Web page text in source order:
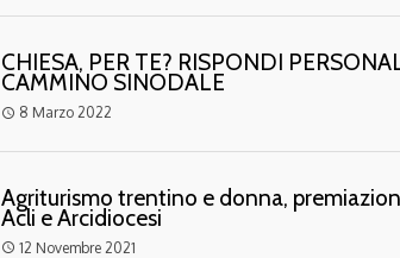
CHIESA, PER TE? RISPONDI
CAMMINO SINODALE
access_time 8 Marzo 2022
Agriturismo trentino e donna,
Acli e Arcidiocesi
access_time 12 Novembre 2021